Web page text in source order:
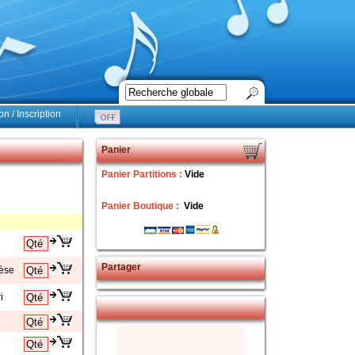
/ Inscription
Panier
Panier Partitions : Vide
Panier Boutique : Vide
Partager